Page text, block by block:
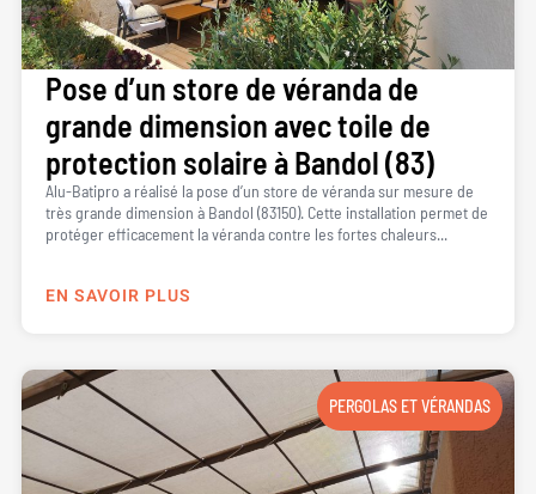
Pose d’un store de véranda de
grande dimension avec toile de
protection solaire à Bandol (83)
Alu-Batipro a réalisé la pose d’un store de véranda sur mesure de
très grande dimension à Bandol (83150). Cette installation permet de
protéger efficacement la véranda contre les fortes chaleurs...
EN SAVOIR PLUS
PERGOLAS ET VÉRANDAS